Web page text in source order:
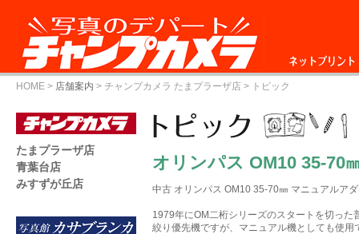
ネットプリント
HOME > 店舗案内 > チャンプカメラ たまプラーザ店 > トピック
オリンパス OM10 35-70
中古 オリンパス OM10 35-70㎜ マニュアル
1979年にOM二桁シリーズのスタートを切った
絞り優先機ですが、マニュアル機としても使
たまプラーザ店
青葉台店
みすずが丘店